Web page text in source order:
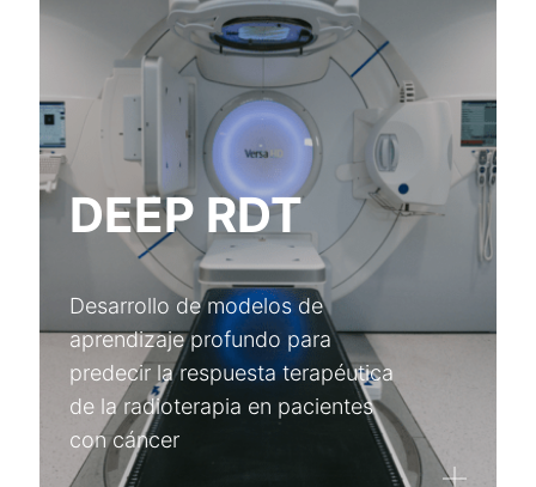
DEEP RDT
Desarrollo de modelos de
aprendizaje profundo para
predecir la respuesta terapéutica
de la radioterapia en pacientes
con cáncer